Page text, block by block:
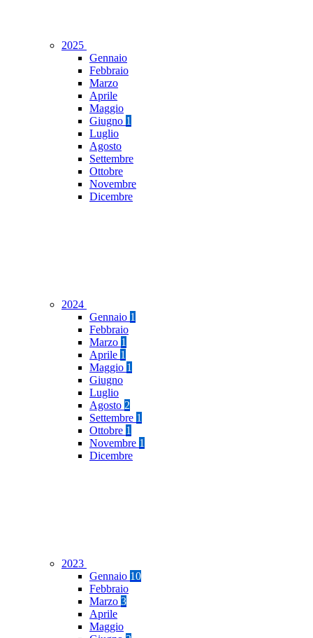
2025
Gennaio
Febbraio
Marzo
Aprile
Maggio
Giugno 1
Luglio
Agosto
Settembre
Ottobre
Novembre
Dicembre
2024
Gennaio 1
Febbraio
Marzo 1
Aprile 1
Maggio 1
Giugno
Luglio
Agosto 2
Settembre 1
Ottobre 1
Novembre 1
Dicembre
2023
Gennaio 10
Febbraio
Marzo 3
Aprile
Maggio